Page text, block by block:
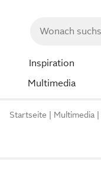
Inspiration
Multimedia
Startseite Multimedia